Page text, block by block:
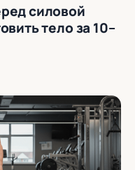
силовой
тело за 10–